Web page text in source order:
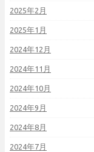
2025年2月
2025年1月
2024年12月
2024年11月
2024年10月
2024年9月
2024年8月
2024年7月